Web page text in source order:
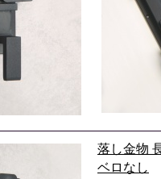
落し金物
ベロなし